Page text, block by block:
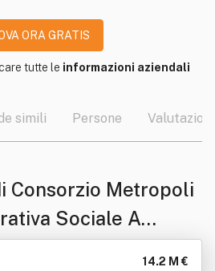
ORA GRATIS
tutte le informazioni aziendali
simili Persone Valutazioni
Consorzio Metropoli
Sociale A
Limitata
14.2 M €